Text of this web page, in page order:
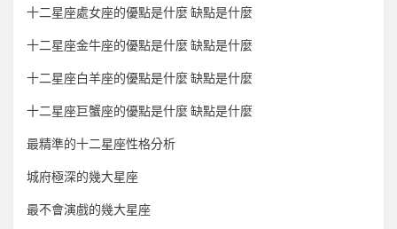
十二星座處女座的優點是什麼 缺點是什麼
十二星座金牛座的優點是什麼 缺點是什麼
十二星座白羊座的優點是什麼 缺點是什麼
十二星座巨蟹座的優點是什麼 缺點是什麼
最精準的十二星座性格分析
城府極深的幾大星座
最不會演戲的幾大星座